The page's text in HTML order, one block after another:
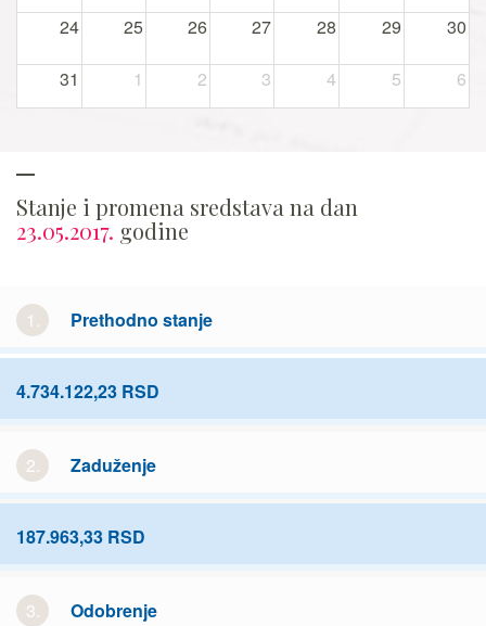
24 25 26 27 28 29 30
31 1 2 3 4 5 6
Stanje i promena sredstava na dan
23.05.2017. godine
1. Prethodno stanje
4.734.122,23 RSD
2. Zaduženje
187.963,33 RSD
3. Odobrenje